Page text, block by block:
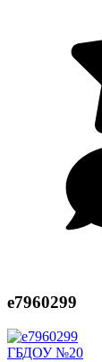
e7960299
ГБДОУ №20